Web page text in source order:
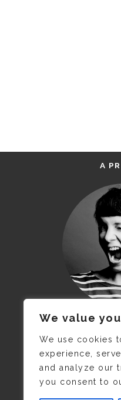
We value
We use cookies
experience,
and analyze our
you consent to
A
JE
C’EST
PRIS